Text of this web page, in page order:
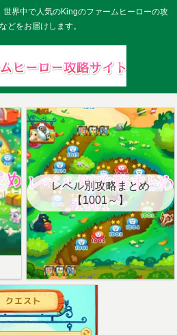
界中で人気のKingのファームヒーローの攻
どをお届けします。
レベル別攻略まとめ
【1001～】